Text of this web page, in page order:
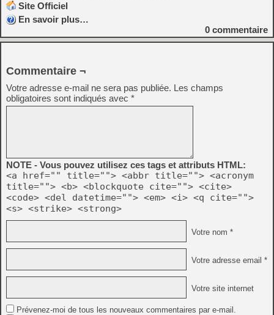
Site Officiel
En savoir plus…
0 commentaire
Commentaire ¬
Votre adresse e-mail ne sera pas publiée. Les champs
obligatoires sont indiqués avec *
NOTE - Vous pouvez utilisez ces tags et attributs HTML:
<a href="" title=""> <abbr title=""> <acronym
title=""> <b> <blockquote cite=""> <cite>
<code> <del datetime=""> <em> <i> <q cite="">
<s> <strike> <strong>
Votre nom *
Votre adresse email *
Votre site internet
Prévenez-moi de tous les nouveaux commentaires par e-mail.